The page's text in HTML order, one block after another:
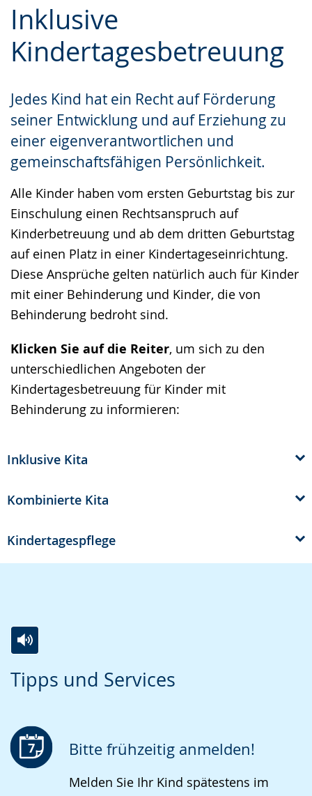
Inklusive
Kindertagesbetreuung
Jedes Kind hat ein Recht auf Förderung
seiner Entwicklung und auf Erziehung zu
einer eigenverantwortlichen und
gemeinschaftsfähigen Persönlichkeit.
Alle Kinder haben vom ersten Geburtstag bis zur
Einschulung einen Rechtsanspruch auf
Kinderbetreuung und ab dem dritten Geburtstag
auf einen Platz in einer Kindertageseinrichtung.
Diese Ansprüche gelten natürlich auch für Kinder
mit einer Behinderung und Kinder, die von
Behinderung bedroht sind.
Klicken Sie auf die Reiter, um sich zu den
unterschiedlichen Angeboten der
Kindertagesbetreuung für Kinder mit
Behinderung zu informieren:
Leichten
Sprache
wechseln.
Audio-
Unterstützung.
Video
in
Deutscher
wird
angezeigt.
Inklusive Kita
Kombinierte Kita
Kindertagespflege
Tipps und Services
Leichten
wechseln.
Audio-
Video
Deutscher
Gebärdensprache
wird
Bitte frühzeitig anmelden!
Melden Sie Ihr Kind spätestens im